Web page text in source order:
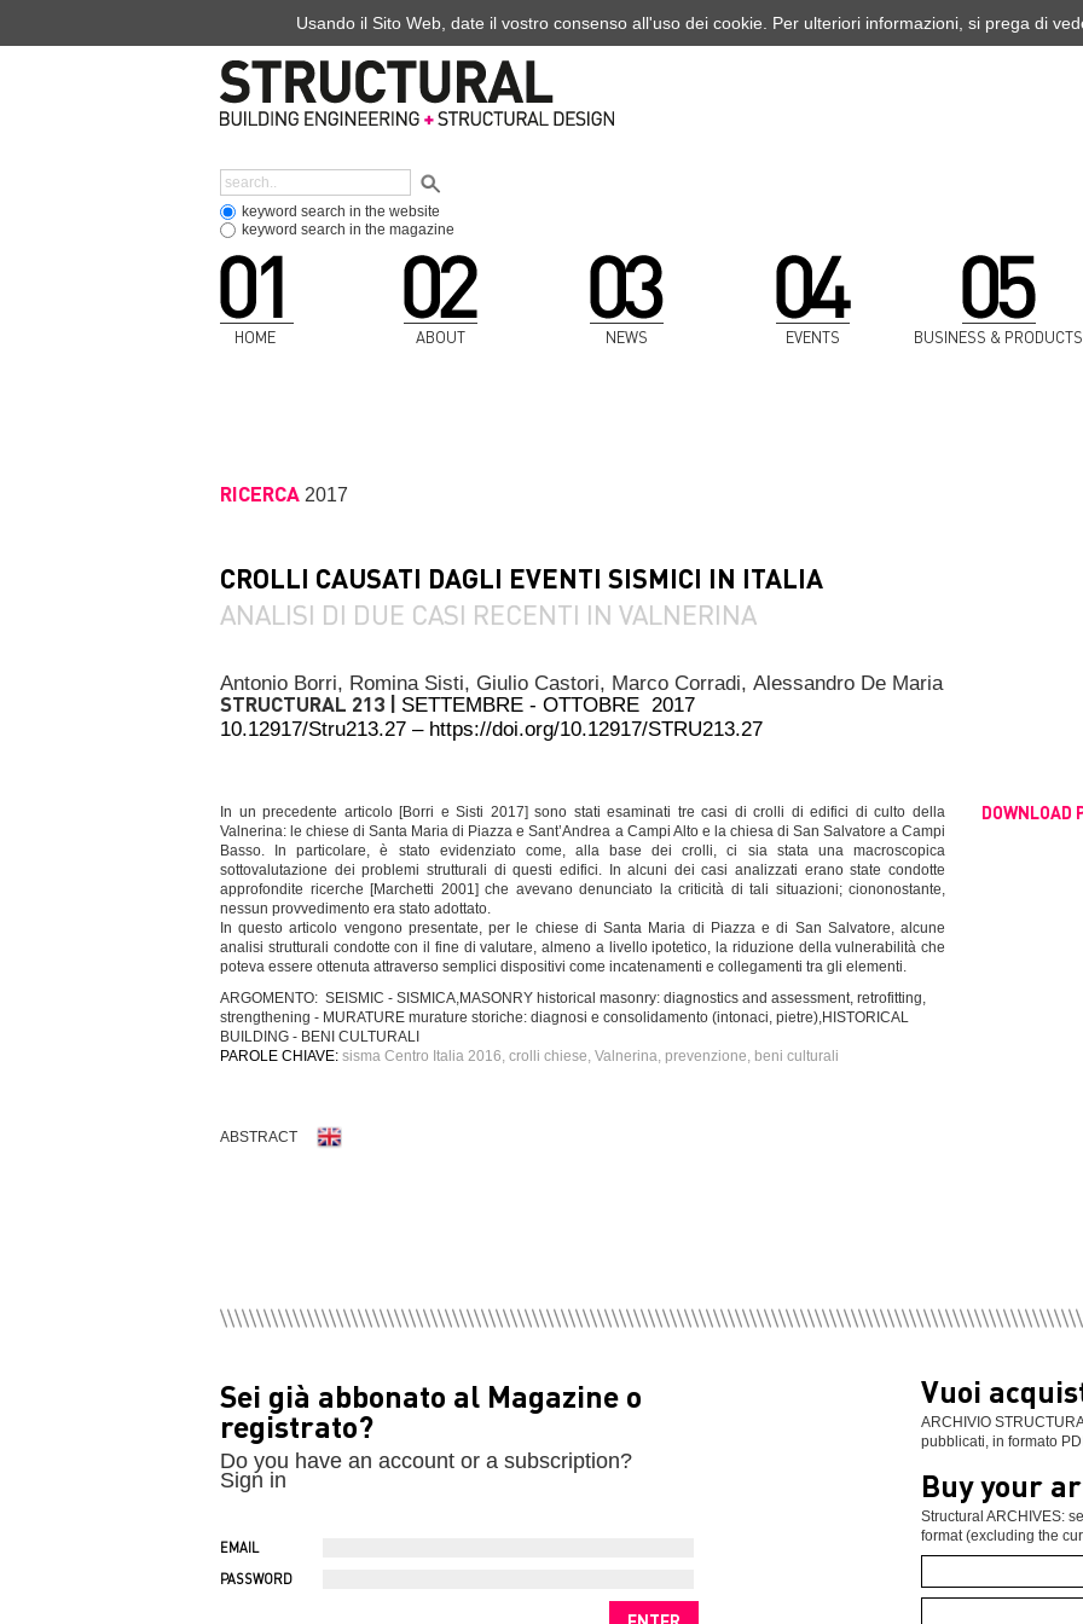
keyword search in the website
keyword search in the magazine
HOME ABOUT NEWS EVENTS BUSINESS & PRODUCTS
RICERCA 2017
CROLLI CAUSATI DAGLI EVENTI SISMICI IN ITALIA
ANALISI DI DUE CASI RECENTI IN VALNERINA
Antonio Borri, Romina Sisti, Giulio Castori, Marco Corradi, Alessandro De Maria
STRUCTURAL 213 | SETTEMBRE - OTTOBRE 2017
10.12917/Stru213.27 – https://doi.org/10.12917/STRU213.27
In un precedente articolo [Borri e Sisti 2017] sono stati esaminati tre casi di crolli di edifici di culto della
Valnerina: le chiese di Santa Maria di Piazza e Sant’Andrea a Campi Alto e la chiesa di San Salvatore a Campi
Basso. In particolare, è stato evidenziato come, alla base dei crolli, ci sia stata una macroscopica
sottovalutazione dei problemi strutturali di questi edifici. In alcuni dei casi analizzati erano state condotte
approfondite ricerche [Marchetti 2001] che avevano denunciato la criticità di tali situazioni; ciononostante,
nessun provvedimento era stato adottato.
In questo articolo vengono presentate, per le chiese di Santa Maria di Piazza e di San Salvatore, alcune
analisi strutturali condotte con il fine di valutare, almeno a livello ipotetico, la riduzione della vulnerabilità che
poteva essere ottenuta attraverso semplici dispositivi come incatenamenti e collegamenti tra gli elementi.
ARGOMENTO: SEISMIC - SISMICA,MASONRY historical masonry: diagnostics and assessment, retrofitting,
strengthening - MURATURE murature storiche: diagnosi e consolidamento (intonaci, pietre),HISTORICAL
BUILDING - BENI CULTURALI
PAROLE CHIAVE: sisma Centro Italia 2016, crolli chiese, Valnerina, prevenzione, beni culturali
ABSTRACT
DOWNLOAD
Sei già abbonato al Magazine o
registrato?
Do you have an account or a subscription?
Sign in
EMAIL
PASSWORD
Vuoi
ARCHIVIO
pubblicati, in formato
Buy your
Structural ARCHIVES:
format (excluding the
Usando il Sito Web, date il vostro consenso all'uso dei cookie. Per ulteriori informazioni, si prega di